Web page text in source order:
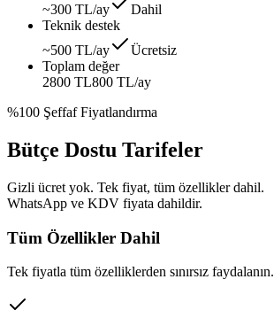
~300 TL/ay
Dahil
Teknik destek
~500 TL/ay
Ücretsiz
Toplam değer
2800 TL800 TL/ay
%100 Şeffaf Fiyatlandırma
Bütçe Dostu Tarifeler
Gizli ücret yok. Tek fiyat, tüm özellikler dahil.
WhatsApp ve KDV fiyata dahildir.
Tüm Özellikler Dahil
Tek fiyatla tüm özelliklerden sınırsız faydalanın.